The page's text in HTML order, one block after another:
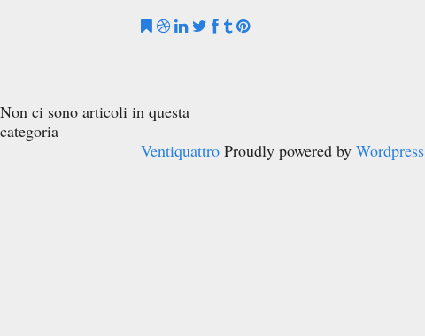
Non ci sono articoli in questa
categoria
Ventiquattro Proudly powered by Wordpress